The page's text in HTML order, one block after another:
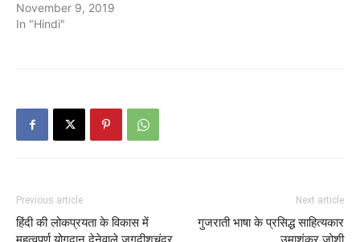
November 9, 2019
In "Hindi"
Previous article
हिंदी की लोकप्रयता के विकास में
Next article
गुजराती भाषा के प्रसिद्ध साहित्यकार